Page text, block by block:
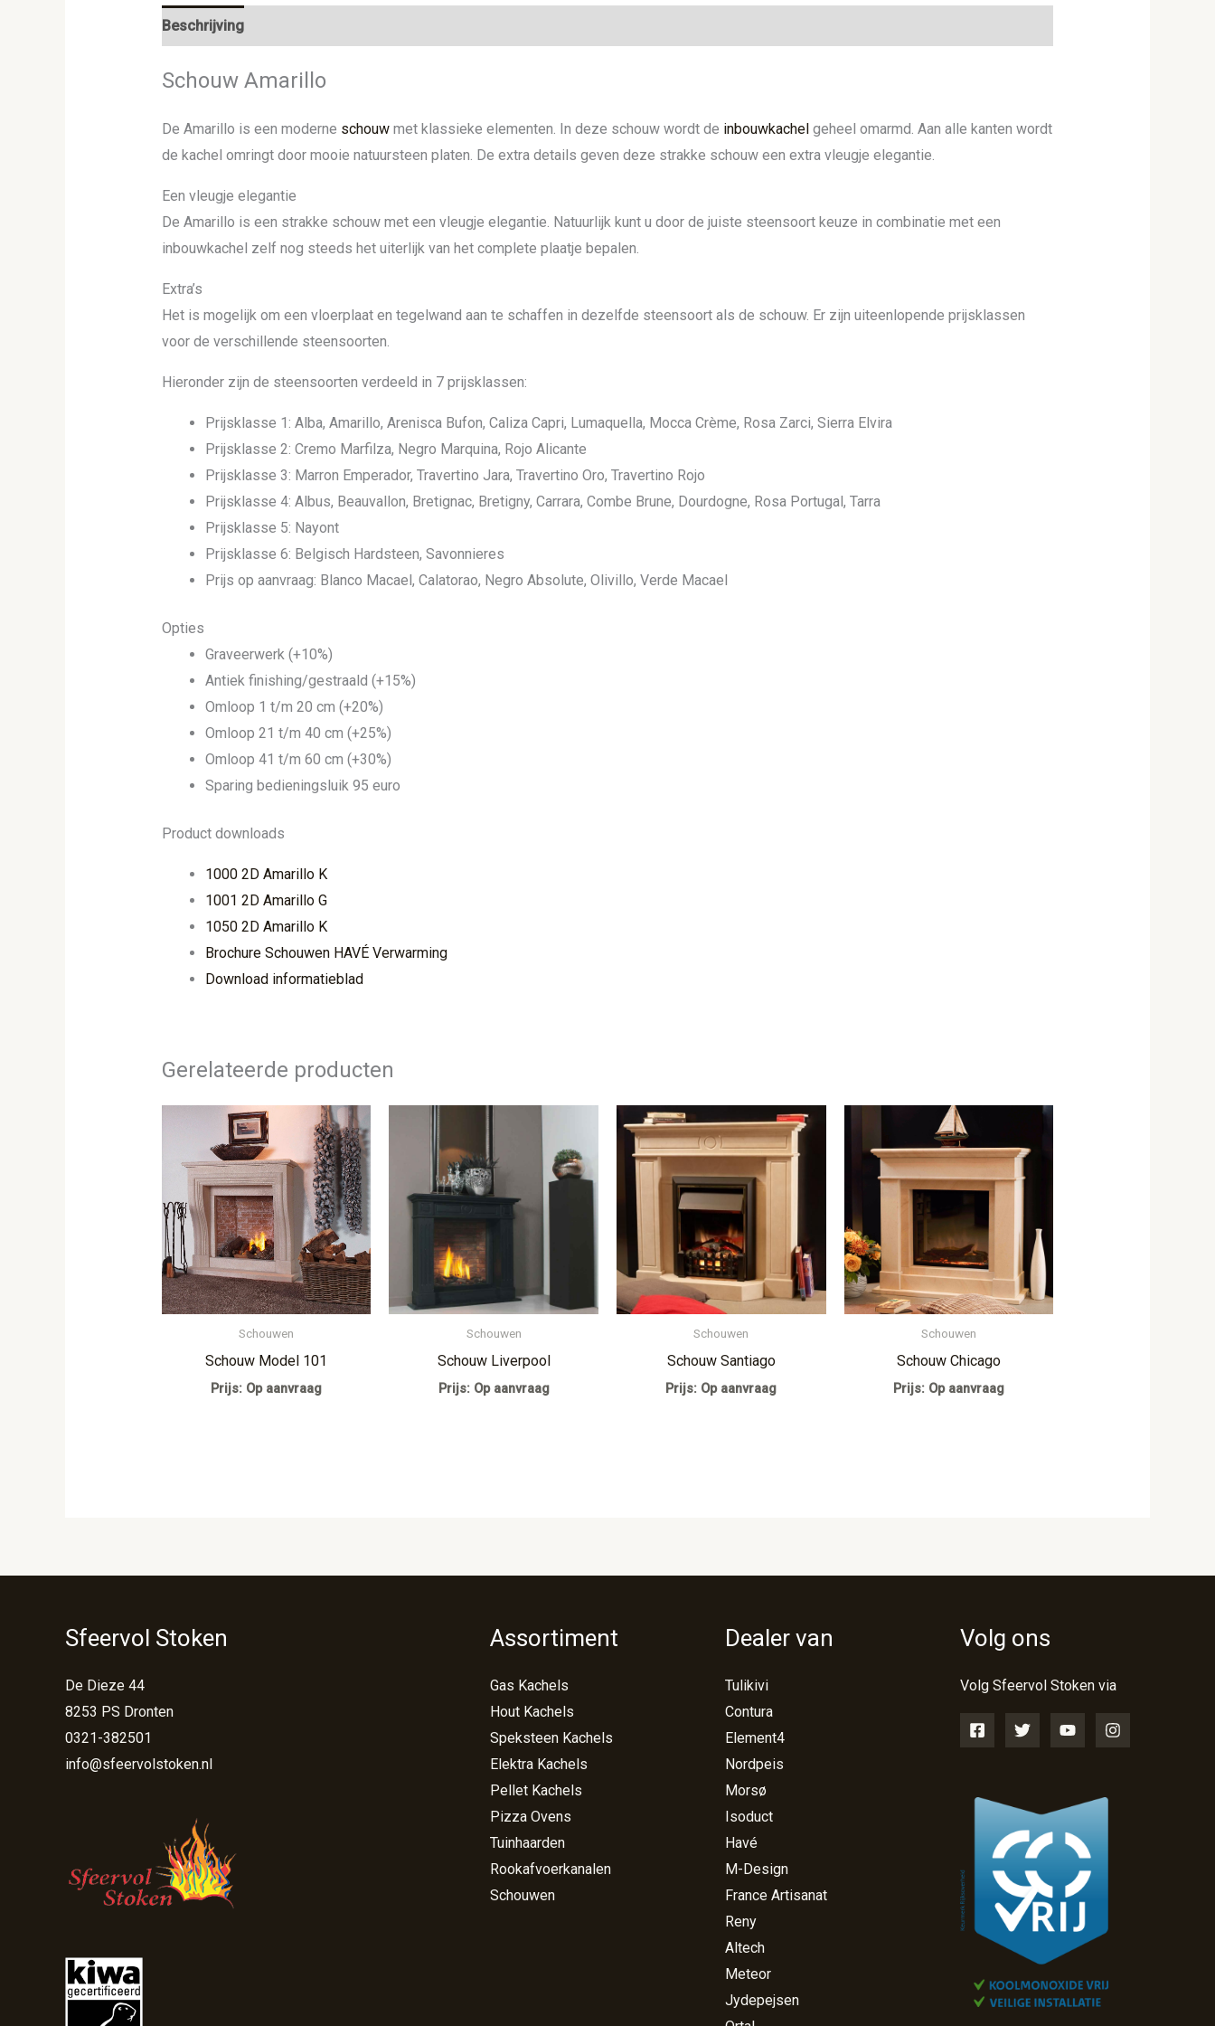
Beschrijving
Schouw Amarillo
De Amarillo is een moderne schouwmet klassieke elementen. In deze schouw wordt de inbouwkachelgeheel omarmd. Aan alle kanten wordt
de kachel omringt door mooie natuursteen platen. De extra details geven deze strakke schouw een extra vleugje elegantie.
Een vleugje elegantie
De Amarillo is een strakke schouw met een vleugje elegantie. Natuurlijk kunt u door de juiste steensoort keuze in combinatie met een
inbouwkachel zelf nog steeds het uiterlijk van het complete plaatje bepalen.
Extra’s
Het is mogelijk om een vloerplaat en tegelwand aan te schaffen in dezelfde steensoort als de schouw. Er zijn uiteenlopende prijsklassen
voor de verschillende steensoorten.
Hieronder zijn de steensoorten verdeeld in 7 prijsklassen:
Prijsklasse 1: Alba, Amarillo, Arenisca Bufon, Caliza Capri, Lumaquella, Mocca Crème, Rosa Zarci, Sierra Elvira
Prijsklasse 2: Cremo Marfilza, Negro Marquina, Rojo Alicante
Prijsklasse 3: Marron Emperador, Travertino Jara, Travertino Oro, Travertino Rojo
Prijsklasse 4: Albus, Beauvallon, Bretignac, Bretigny, Carrara, Combe Brune, Dourdogne, Rosa Portugal, Tarra
Prijsklasse 5: Nayont
Prijsklasse 6: Belgisch Hardsteen, Savonnieres
Prijs op aanvraag: Blanco Macael, Calatorao, Negro Absolute, Olivillo, Verde Macael
Opties
Graveerwerk (+10%)
Antiek finishing/gestraald (+15%)
Omloop 1 t/m 20 cm (+20%)
Omloop 21 t/m 40 cm (+25%)
Omloop 41 t/m 60 cm (+30%)
Sparing bedieningsluik 95 euro
Product downloads
1000 2D Amarillo K
1001 2D Amarillo G
1050 2D Amarillo K
Brochure Schouwen HAVÉ Verwarming
Download informatieblad
Gerelateerde producten
Schouwen
Schouw Model 101
Prijs: Op aanvraag
Schouwen
Schouw Liverpool
Prijs: Op aanvraag
Schouwen
Schouw Santiago
Prijs: Op aanvraag
Schouwen
Schouw Chicago
Prijs: Op aanvraag
Sfeervol Stoken
De Dieze 44
8253 PS Dronten
0321-382501
info@sfeervolstoken.nl
Assortiment
Gas Kachels
Hout Kachels
Speksteen Kachels
Elektra Kachels
Pellet Kachels
Pizza Ovens
Tuinhaarden
Rookafvoerkanalen
Schouwen
Dealer van
Tulikivi
Contura
Element4
Nordpeis
Morsø
Isoduct
Havé
M-Design
France Artisanat
Reny
Altech
Meteor
Jydepejsen
Volg ons
Volg Sfeervol Stoken via